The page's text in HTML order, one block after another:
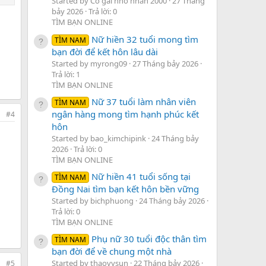
#4
#5
bảy 2026 Trả lời: 0
TÌM BẠN ONLINE
TÌM NAM
Nữ hiền 32 tuổi mong tìm
bạn đời để kết hôn lâu dài
Started by myrong09 27 Tháng bảy 2026
Trả lời: 1
TÌM BẠN ONLINE
TÌM NAM
Nữ 37 tuổi làm nhân viên
ngân hàng mong tìm hạnh phúc kết
hôn
Started by bao_kimchipink 24 Tháng bảy
2026 Trả lời: 0
TÌM BẠN ONLINE
TÌM NAM
Nữ hiền 41 tuổi sống tại
Đồng Nai tìm bạn kết hôn bền vững
Started by bichphuong 24 Tháng bảy 2026
Trả lời: 0
TÌM BẠN ONLINE
TÌM NAM
Phụ nữ 30 tuổi độc thân tìm
bạn đời để về chung một nhà
Started by thaovysun 22 Tháng bảy 2026